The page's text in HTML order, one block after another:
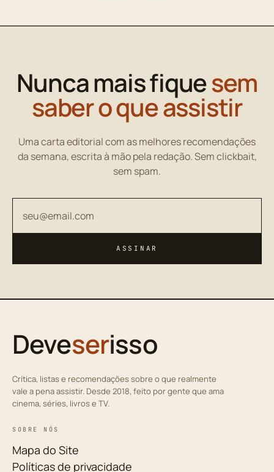
Nunca mais fiquesem
saber o que assistir
Uma carta editorial com as melhores recomendações
da semana, escrita à mão pela redação. Sem clickbait,
sem spam.
ASSINAR
Deveserisso
Crítica, listas e recomendações sobre o que realmente
vale a pena assistir. Desde 2018, feito por gente que ama
cinema, séries, livros e TV.
SOBRE NÓS
Mapa do Site
Políticas de privacidade